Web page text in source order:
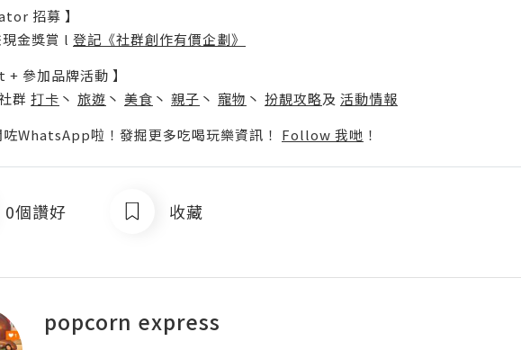
招募 】
金獎賞 l 登記《社群創作有價企劃》
+ 參加品牌活動 】
群 打卡 丶 旅遊 丶 美食 丶 親子 丶 寵物 丶 扮靚攻略及 活動情報
WhatsApp啦！發掘更多吃喝玩樂資訊！ Follow 我哋 ！
0個讚好 收藏
popcorn express